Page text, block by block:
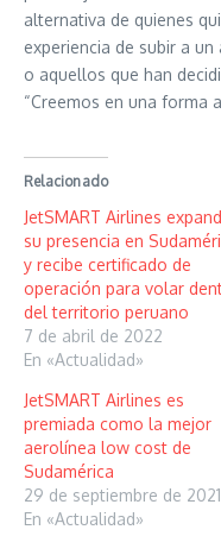
alternativa de quienes
experiencia de subir a
o aquellos que han
“Creemos en una forma
Relacionado
JetSMART Airlines
su presencia en
y recibe certificado de
operación para volar
del territorio peruano
7 de abril de 2022
En «Actualidad»
JetSMART Airlines es
premiada como la mejor
aerolínea low cost de
Sudamérica
29 de septiembre de 2021
En «Actualidad»